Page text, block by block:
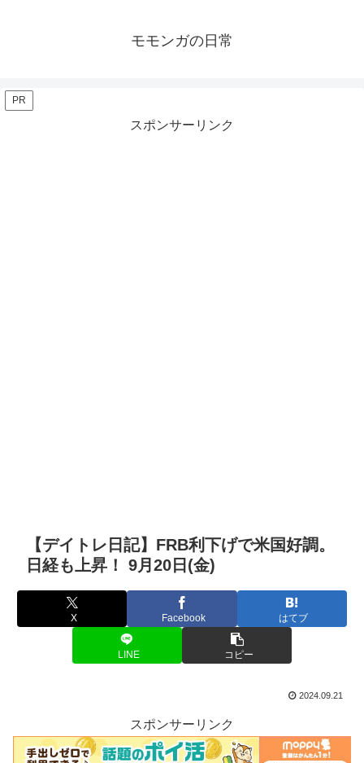
モモンガの日常
PR
スポンサーリンク
【デイトレ日記】FRB利下げで米国好調。
日経も上昇！ 9月20日(金)
X Facebook はてブ
LINE コピー
2024.09.21
スポンサーリンク